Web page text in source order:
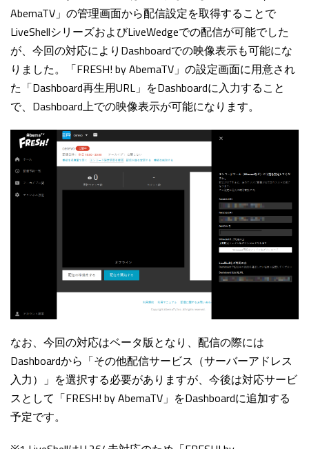
AbemaTV」の管理画面から配信設定を取得することで
LiveShellシリーズおよびLiveWedgeでの配信が可能でした
が、今回の対応によりDashboardでの映像表示も可能にな
りました。「FRESH! by AbemaTV」の設定画面に用意され
た「Dashboard再生用URL」をDashboardに入力すること
で、Dashboard上での映像表示が可能になります。
なお、今回の対応はベータ版となり、配信の際には
Dashboardから「その他配信サービス（サーバーアドレス
入力）」を選択する必要がありますが、今後は対応サービ
スとして「FRESH! by AbemaTV」をDashboardに追加する
予定です。